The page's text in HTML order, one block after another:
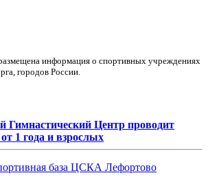
информация о спортивных учреждениях
городов России.
Гимнастический Центр проводит
1 года и взрослых
база ЦСКА Лефортово